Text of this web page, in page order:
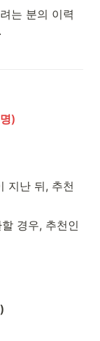
는 분의 이력
)
지난 뒤, 추천
경우, 추천인
)